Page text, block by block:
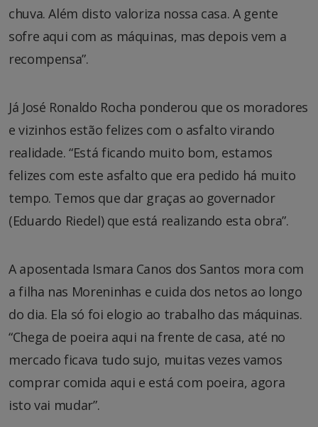
chuva. Além disto valoriza nossa casa. A gente
sofre aqui com as máquinas, mas depois vem a
recompensa”.
Já José Ronaldo Rocha ponderou que os moradores
e vizinhos estão felizes com o asfalto virando
realidade. “Está ficando muito bom, estamos
felizes com este asfalto que era pedido há muito
tempo. Temos que dar graças ao governador
(Eduardo Riedel) que está realizando esta obra”.
A aposentada Ismara Canos dos Santos mora com
a filha nas Moreninhas e cuida dos netos ao longo
do dia. Ela só foi elogio ao trabalho das máquinas.
“Chega de poeira aqui na frente de casa, até no
mercado ficava tudo sujo, muitas vezes vamos
comprar comida aqui e está com poeira, agora
isto vai mudar”.